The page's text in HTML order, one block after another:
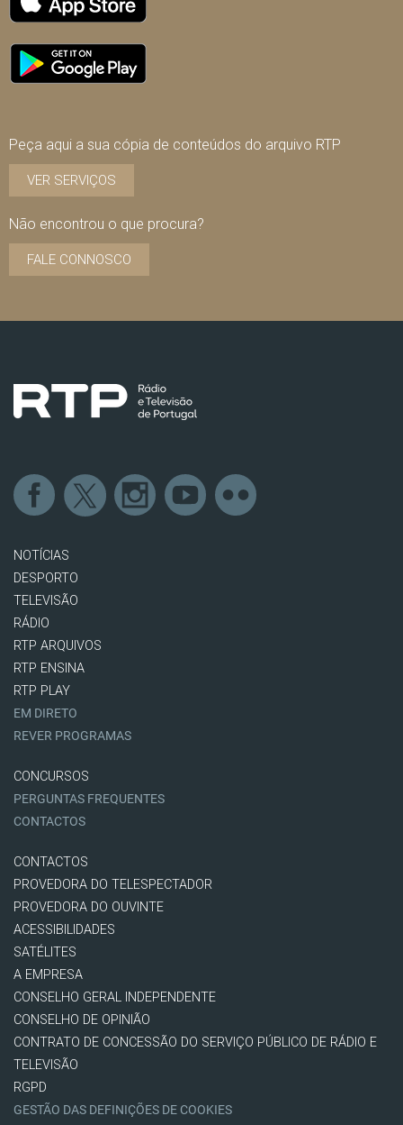
Peça aqui a sua cópia de conteúdos do arquivo RTP
VER SERVIÇOS
Não encontrou o que procura?
FALE CONNOSCO
NOTÍCIAS
DESPORTO
TELEVISÃO
RÁDIO
RTP ARQUIVOS
RTP ENSINA
RTP PLAY
EM DIRETO
REVER PROGRAMAS
CONCURSOS
PERGUNTAS FREQUENTES
CONTACTOS
CONTACTOS
PROVEDORA DO TELESPECTADOR
PROVEDORA DO OUVINTE
ACESSIBILIDADES
SATÉLITES
A EMPRESA
CONSELHO GERAL INDEPENDENTE
CONSELHO DE OPINIÃO
CONTRATO DE CONCESSÃO DO SERVIÇO PÚBLICO DE RÁDIO E
TELEVISÃO
RGPD
GESTÃO DAS DEFINIÇÕES DE COOKIES